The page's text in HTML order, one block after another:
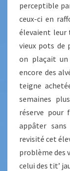
perceptible
ceux-ci en
élevaient leur
vieux pots de
on plaçait un
encore des
teigne
semaines
réserve pour
appâter
revisité cet
problème des
celui des tit’